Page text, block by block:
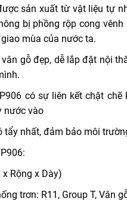
sản xuất từ vật liệu tự
bị phồng rộp cong
mùa của nước ta.
gỗ đẹp, dễ lắp đặt nội
có sự liên kết chặt
nước vào
tẩy nhất, đảm bảo môi
Rộng x Dày)
trơn: R11, Group T, Vân